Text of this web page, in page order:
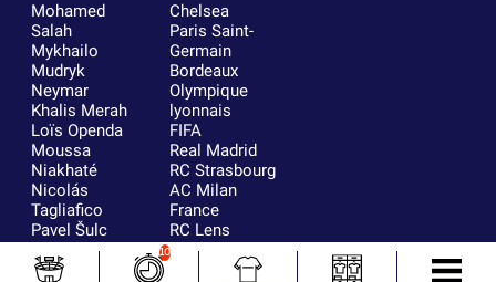
Mohamed
Salah
Mykhailo
Mudryk
Neymar
Khalis Merah
Loïs Openda
Moussa
Niakhaté
Nicolás
Tagliafico
Pavel Šulc
Josh Maja
Gauthier Hein
Chelsea
Paris Saint-
Germain
Bordeaux
Olympique
lyonnais
FIFA
Real Madrid
RC Strasbourg
AC Milan
France
RC Lens
10